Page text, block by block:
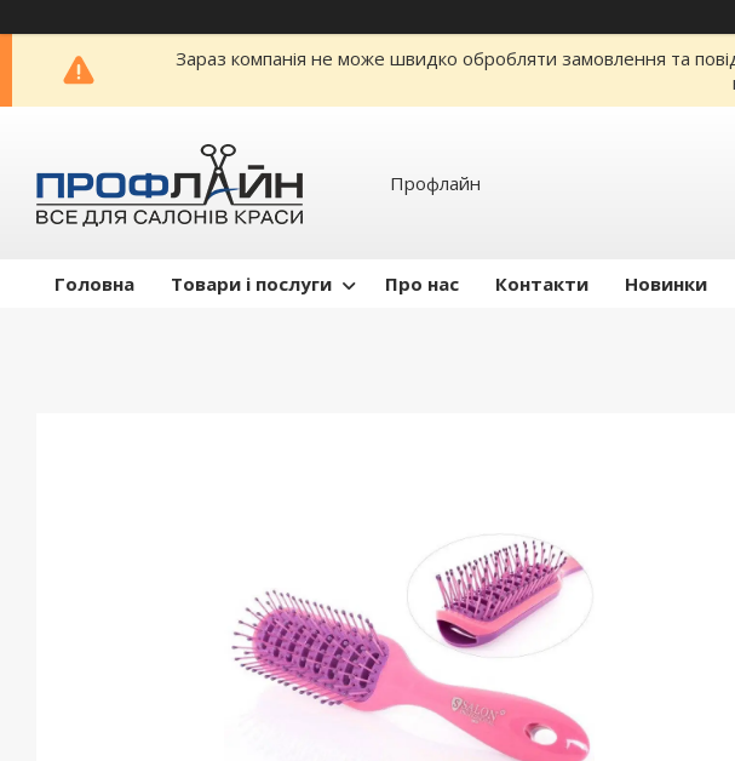
Зараз компанія не може швидко обробляти замовлення та
Профлайн
Головна Товари і послуги Про нас Контакти Новинки